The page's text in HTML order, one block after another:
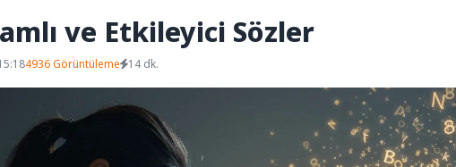
ve Etkileyici Sözler
4936 Görüntüleme 14 dk.